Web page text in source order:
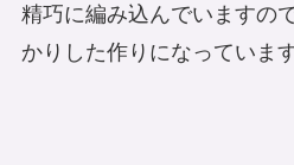
精巧に編み込んでいますの
かりした作りになっています